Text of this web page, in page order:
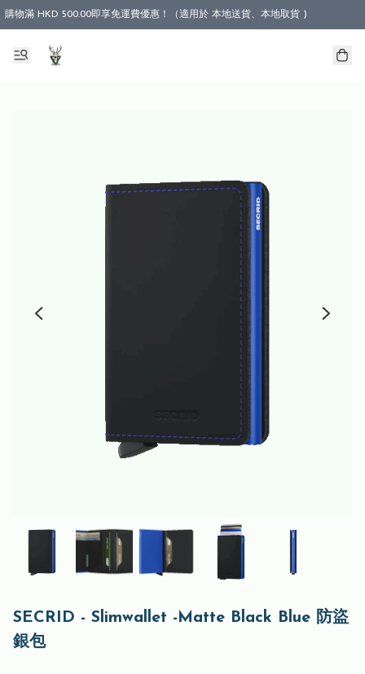
購物滿 HKD 500.00即享免運費優惠！（適用於 本地送貨、本地取貨 )
SECRID - Slimwallet -Matte Black Blue 防盜
銀包